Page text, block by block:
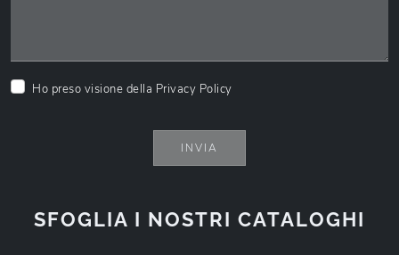
SFOGLIA I NOSTRI CATALOGHI
Ho preso visione della Privacy Policy
INVIA